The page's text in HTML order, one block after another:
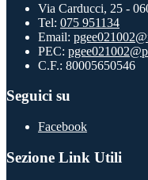
Via Carducci, 25 -
Tel: 075 951134
Email:
PEC:
C.F.: 80005650546
Seguici su
Facebook
Sezione Link Utili